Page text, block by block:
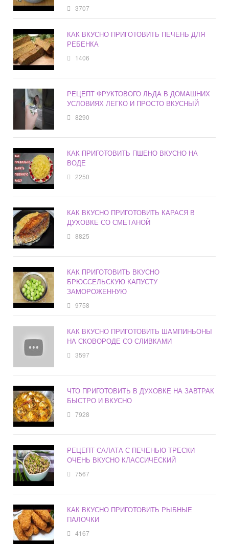
3707
КАК ВКУСНО ПРИГОТОВИТЬ ПЕЧЕНЬ ДЛЯ
РЕБЕНКА
1406
РЕЦЕПТ ФРУКТОВОГО ЛЬДА В ДОМАШНИХ
УСЛОВИЯХ ЛЕГКО И ПРОСТО ВКУСНЫЙ
8290
КАК ПРИГОТОВИТЬ ПШЕНО ВКУСНО НА
ВОДЕ
2250
КАК ВКУСНО ПРИГОТОВИТЬ КАРАСЯ В
ДУХОВКЕ СО СМЕТАНОЙ
8825
КАК ПРИГОТОВИТЬ ВКУСНО
БРЮССЕЛЬСКУЮ КАПУСТУ
ЗАМОРОЖЕННУЮ
9758
КАК ВКУСНО ПРИГОТОВИТЬ ШАМПИНЬОНЫ
НА СКОВОРОДЕ СО СЛИВКАМИ
3597
ЧТО ПРИГОТОВИТЬ В ДУХОВКЕ НА ЗАВТРАК
БЫСТРО И ВКУСНО
7928
РЕЦЕПТ САЛАТА С ПЕЧЕНЬЮ ТРЕСКИ
ОЧЕНЬ ВКУСНО КЛАССИЧЕСКИЙ
7567
КАК ВКУСНО ПРИГОТОВИТЬ РЫБНЫЕ
ПАЛОЧКИ
4167